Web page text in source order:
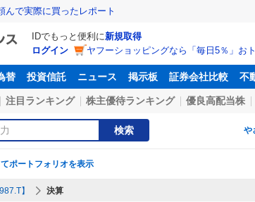
んで実際に買ったレポート
IDでもっと便利に新規取得
ログイン
ヤフーショッピングなら「毎日5％」お
替 投資信託 ニュース 掲示板 証券会社比較 不
注目ランキング 株主優待ランキング 優良高配当株
検索 や
ポートフォリオを表示
】 決算